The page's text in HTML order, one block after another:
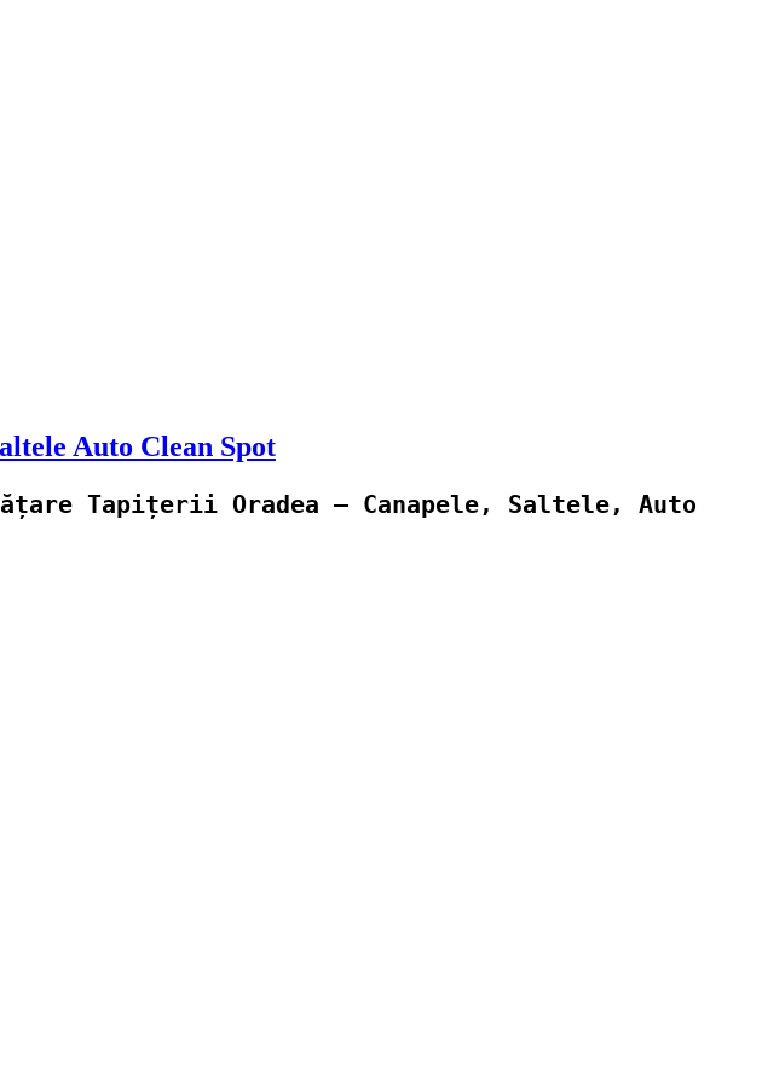
Auto Clean Spot
Tapițerii Oradea – Canapele, Saltele, Auto